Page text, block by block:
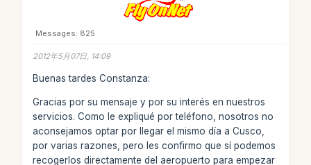
Messages: 825
2012年5月07日, 14:09
Buenas tardes Constanza:
Gracias por su mensaje y por su interés en nuestros
servicios. Como le expliqué por teléfono, nosotros no
aconsejamos optar por llegar el mismo día a Cusco,
por varias razones, pero les confirmo que sí podemos
recogerlos directamente del aeropuerto para empezar